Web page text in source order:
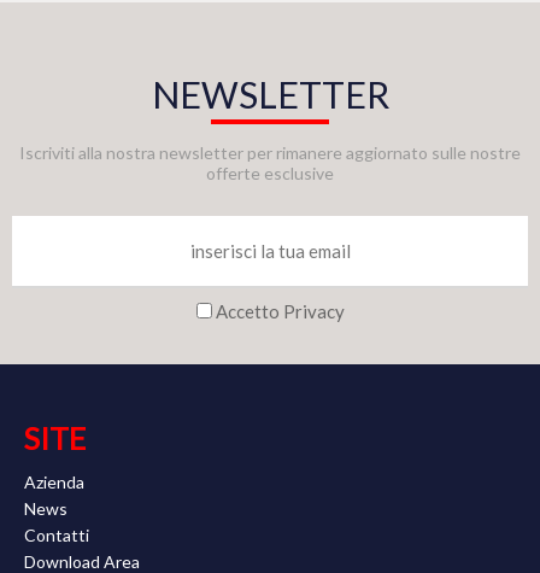
NEWSLETTER
Iscriviti alla nostra newsletter per rimanere aggiornato sulle nostre
offerte esclusive
Accetto Privacy
SITE
Azienda
News
Contatti
Download Area